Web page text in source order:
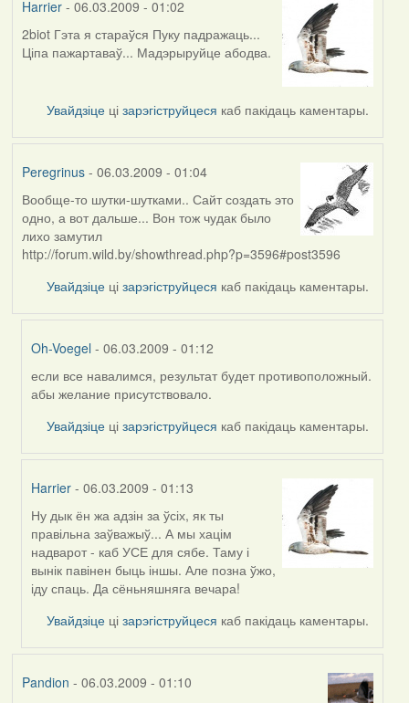
Harrier- 06.03.2009 - 01:02
2biot Гэта я стараўся Пуку падражаць...
Ціпа пажартаваў... Мадэрыруйце абодва.
Увайдзіце цізарэгіструйцеся каб пакідаць каментары.
Peregrinus- 06.03.2009 - 01:04
Вообще-то шутки-шутками.. Сайт создать это
одно, а вот дальше... Вон тож чудак было
лихо замутил
http://forum.wild.by/showthread.php?p=3596#post3596
Увайдзіце цізарэгіструйцеся каб пакідаць каментары.
Oh-Voegel - 06.03.2009 - 01:12
In
reply
Peregrinus
если все навалимся, результат будет противоположный.
абы желание присутствовало.
Увайдзіце цізарэгіструйцеся каб пакідаць каментары.
Harrier - 06.03.2009 - 01:13
In
reply
to
by
Peregrinus
Ну дык ён жа адзін за ўсіх, як ты
правільна заўважыў... А мы хацім
надварот - каб УСЕ для сябе. Таму і
вынік павінен быць іншы. Але позна ўжо,
іду спаць. Да сёньняшняга вечара!
Увайдзіце цізарэгіструйцеся каб пакідаць каментары.
Pandion - 06.03.2009 - 01:10